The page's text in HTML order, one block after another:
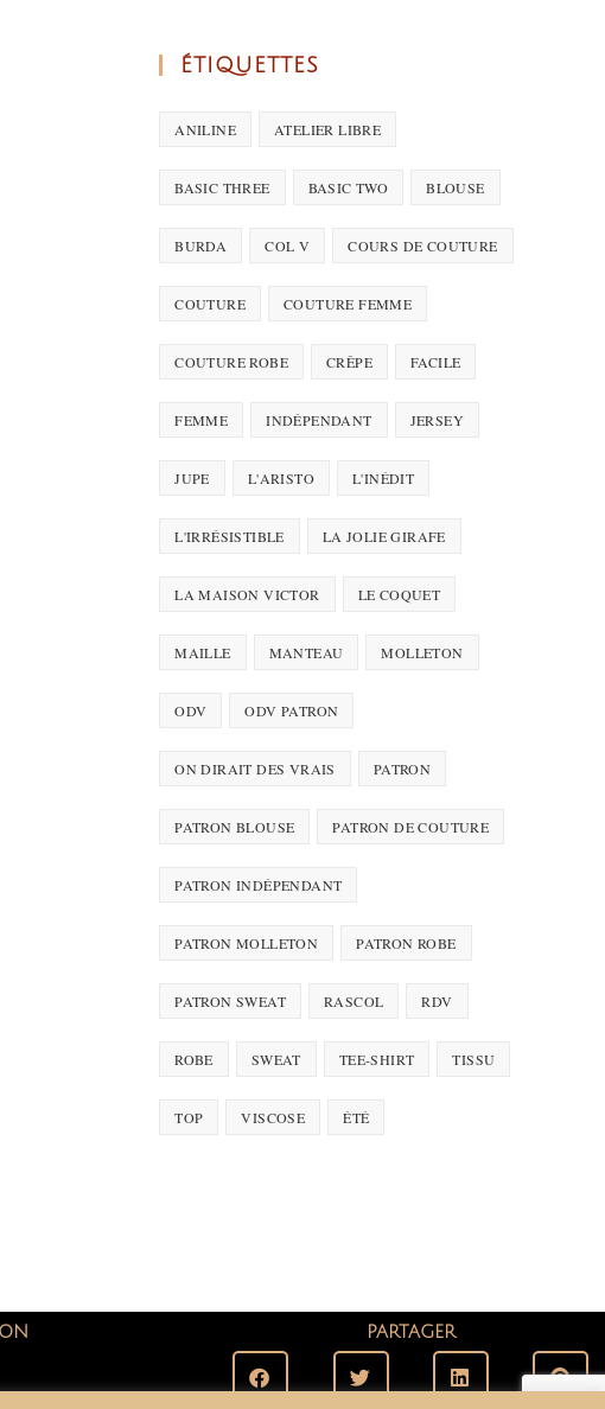
ÉTIQUETTES
ANILINE ATELIER LIBRE
BASIC THREE BASIC TWO BLOUSE
BURDA COL V COURS DE COUTURE
COUTURE COUTURE FEMME
COUTURE ROBE CRÊPE FACILE
FEMME INDÉPENDANT JERSEY
JUPE L'ARISTO L'INÉDIT
L'IRRÉSISTIBLE LA JOLIE GIRAFE
LA MAISON VICTOR LE COQUET
MAILLE MANTEAU MOLLETON
ODV ODV PATRON
ON DIRAIT DES VRAIS PATRON
PATRON BLOUSE PATRON DE COUTURE
PATRON INDÉPENDANT
PATRON MOLLETON PATRON ROBE
PATRON SWEAT RASCOL RDV
ROBE SWEAT TEE-SHIRT TISSU
TOP VISCOSE ÉTÉ
PARTAGER